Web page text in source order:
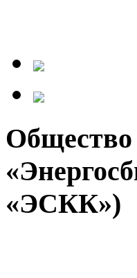
Общество
«ЭСКК»)